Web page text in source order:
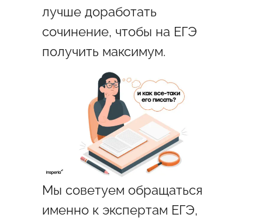
лучше доработать
сочинение, чтобы на ЕГЭ
получить максимум.
Мы советуем обращаться
именно к экспертам ЕГЭ,